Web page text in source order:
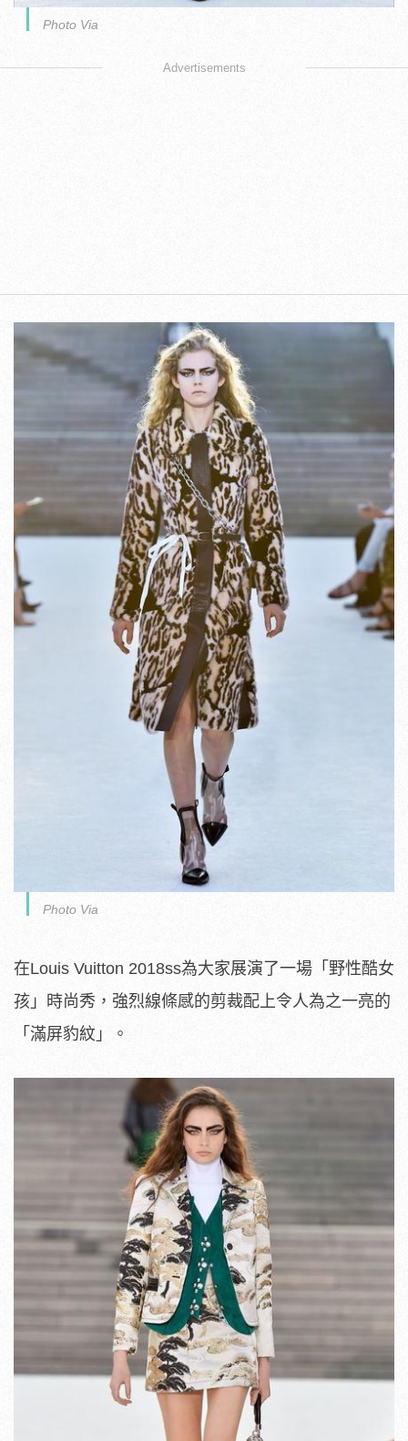
Photo Via
Advertisements
Photo Via
在Louis Vuitton 2018ss為大家展演了一場「野性酷女
孩」時尚秀，強烈線條感的剪裁配上令人為之一亮的
「滿屏豹紋」。